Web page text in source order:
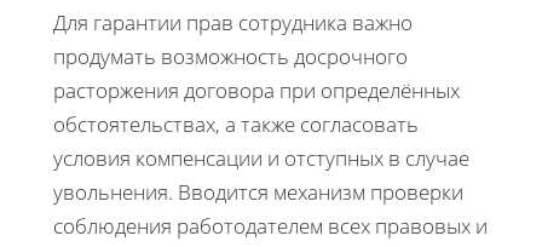
Для гарантии прав сотрудника важно
продумать возможность досрочного
расторжения договора при определённых
обстоятельствах, а также согласовать
условия компенсации и отступных в случае
увольнения. Вводится механизм проверки
соблюдения работодателем всех правовых и